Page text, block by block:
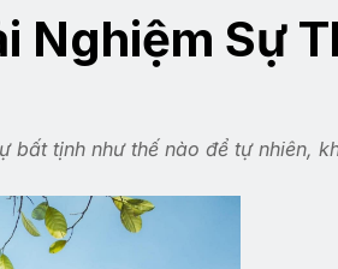
Nghiệm Sự
bất tịnh như thế nào để tự nhiên,